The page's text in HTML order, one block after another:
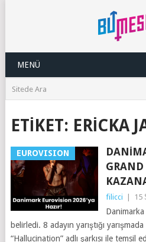
MENÜ
ETIKET: ERICKA
EUROVISION
filicci 15
belirledi. 8 adayın yarıştığı
“Hallucination” adlı şarkısı ile temsil